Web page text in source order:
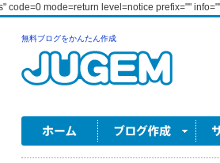
code=0 mode=return level=notice prefix=""
無料ブログをかんたん作成